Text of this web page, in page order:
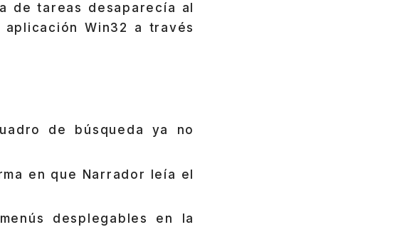
de tareas desaparecía al
Win32 a través
de búsqueda ya no
en que Narrador leía el
desplegables en la